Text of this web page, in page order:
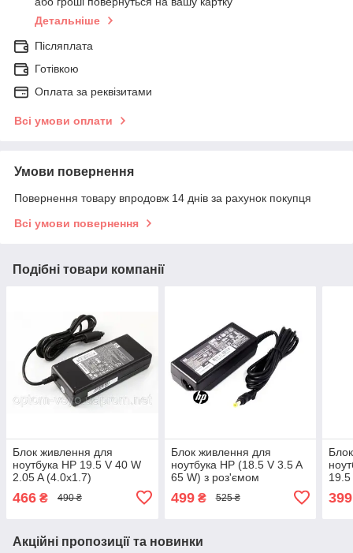
Детальніше
Післяплата
Готівкою
Оплата за реквізитами
Всі умови оплати
Умови повернення
Повернення товару впродовж 14 днів за рахунок покупця
Всі умови повернення
Подібні товари компанії
Блок живлення для
ноутбука HP 19.5 V 40 W
2.05 A (4.0x1.7)
466 ₴ 490 ₴
Блок живлення для
ноутбука HP (18.5 V 3.5 A
65 W) з роз'ємом
499₴ 525 ₴
19.5
399
Акційні пропозиції та новинки